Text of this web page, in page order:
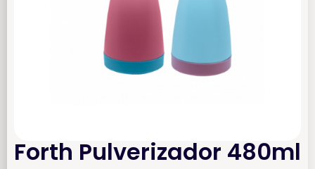
Forth Pulverizador 480ml